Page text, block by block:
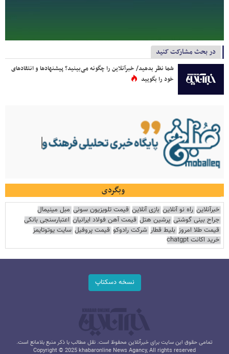
در بحث مشارکت کنید
شما نظر بدهید/ خبرآنلاین را چگونه می‌بینید؟ پیشنهادها و انتقادهای
خود را بگویید
وبگردی
خبرآنلاین راه نو آنلاین بازی آنلاین قیمت تلویزیون سونی مبل مینیمال
جراح بینی گوشتی پرشین هتل قیمت آهن فولاد ایرانیان اعتبارسنجی بانکی
قیمت طلا امروز بلیط قطار شرکت رادوکو قیمت پروفیل سایت یوتوتایمز
خرید اکانت chatgpt
نسخه دسکتاپ
تمامی حقوق این سایت برای خبرآنلاین محفوظ است. نقل مطالب با ذکر منبع بلامانع است.
Copyright © 2025 khabaronline News Agancy, All rights reserved